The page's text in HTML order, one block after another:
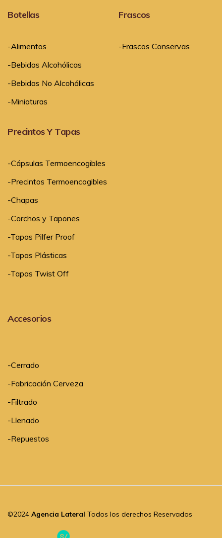
Botellas
-Alimentos
-Bebidas Alcohólicas
-Bebidas No Alcohólicas
-Miniaturas
Frascos
-Frascos Conservas
Precintos Y Tapas
-Cápsulas Termoencogibles
-Precintos Termoencogibles
-Chapas
-Corchos y Tapones
-Tapas Pilfer Proof
-Tapas Plásticas
-Tapas Twist Off
Accesorios
-Cerrado
-Fabricación Cerveza
-Filtrado
-Llenado
-Repuestos
©2024 Agencia Lateral Todos los derechos Reservados